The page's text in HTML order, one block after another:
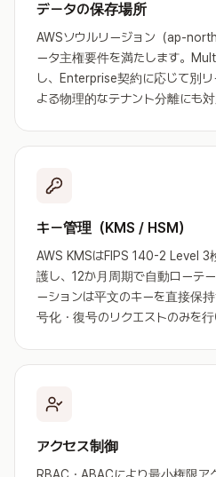
データの保存場所
AWSソウルリージョン（ap-
ータ主権要件を満たします。
し、Enterprise契約に応じて別
よる物理的なテナント分離にも対
キー管理（KMS / HSM）
AWS KMSはFIPS 140-2 Level 3
護し、12か月周期で自動ローテ
ーションは平文のキーを直接保
号化・復号のリクエストのみを行
アクセス制御